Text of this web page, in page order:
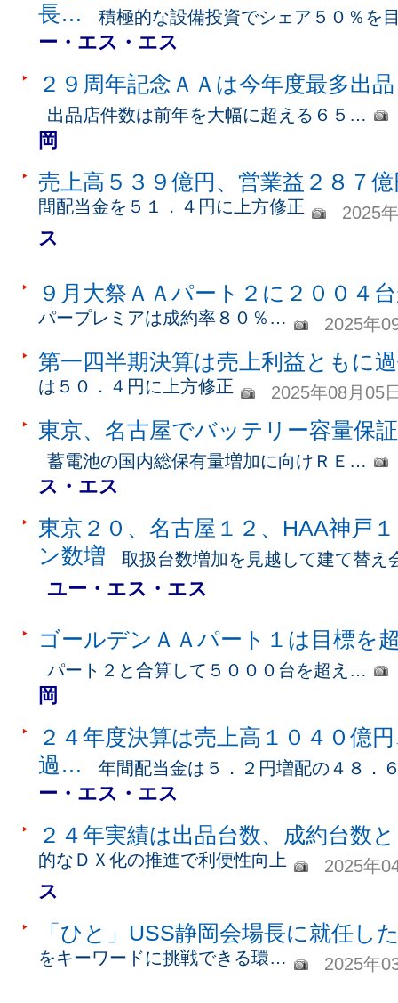
長… 積極的な設備投資でシェア５０％を
ー・エス・エス
２９周年記念ＡＡは今年度最多出
出品店件数は前年を大幅に超える６５…
岡
売上高５３９億円、営業益２８７
間配当金を５１．４円に上方修正 2025
ス
９月大祭ＡＡパート２に２００４
パープレミアは成約率８０％… 2025年
第一四半期決算は売上利益ともに
は５０．４円に上方修正 2025年08月05
東京、名古屋でバッテリー容量保
蓄電池の国内総保有量増加に向けＲＥ…
ス・エス
東京２０、名古屋１２、HAA神戸
ン数増 取扱台数増加を見越して建て替
ユー・エス・エス
ゴールデンＡＡパート１は目標を
パート２と合算して５０００台を超え…
岡
２４年度決算は売上高１０４０億
過… 年間配当金は５．２円増配の４８．
ー・エス・エス
２４年実績は出品台数、成約台数
的なＤＸ化の推進で利便性向上 2025年
ス
「ひと」USS静岡会場長に就任し
をキーワードに挑戦できる環… 2025年